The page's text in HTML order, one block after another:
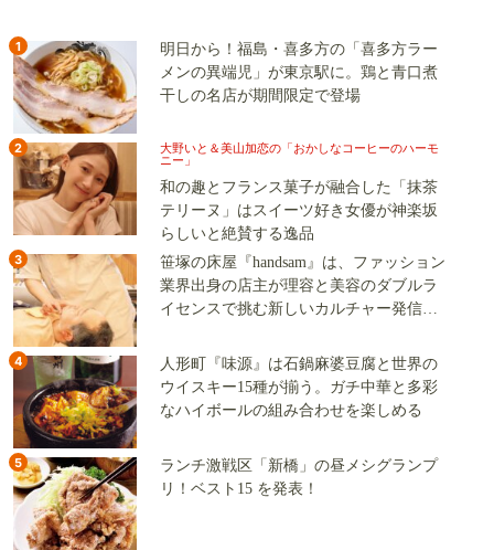
1
明日から！福島・喜多方の「喜多方ラー
メンの異端児」が東京駅に。鶏と青口煮
干しの名店が期間限定で登場
2
大野いと＆美山加恋の「おかしなコーヒーのハーモ
ニー」
和の趣とフランス菓子が融合した「抹茶
テリーヌ」はスイーツ好き女優が神楽坂
らしいと絶賛する逸品
3
笹塚の床屋『handsam』は、ファッション
業界出身の店主が理容と美容のダブルラ
イセンスで挑む新しいカルチャー発信基
4
人形町『味源』は石鍋麻婆豆腐と世界の
ウイスキー15種が揃う。ガチ中華と多彩
なハイボールの組み合わせを楽しめる
5
ランチ激戦区「新橋」の昼メシグランプ
リ！ベスト15 を発表！